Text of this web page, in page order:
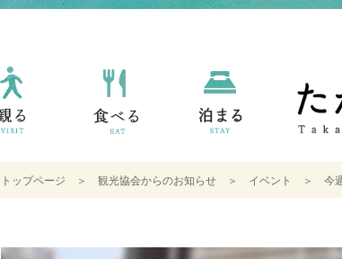
トップページ ＞ 観光協会からのお知らせ ＞ イベント ＞ 今